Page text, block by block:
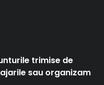
trimise de
sau organizam